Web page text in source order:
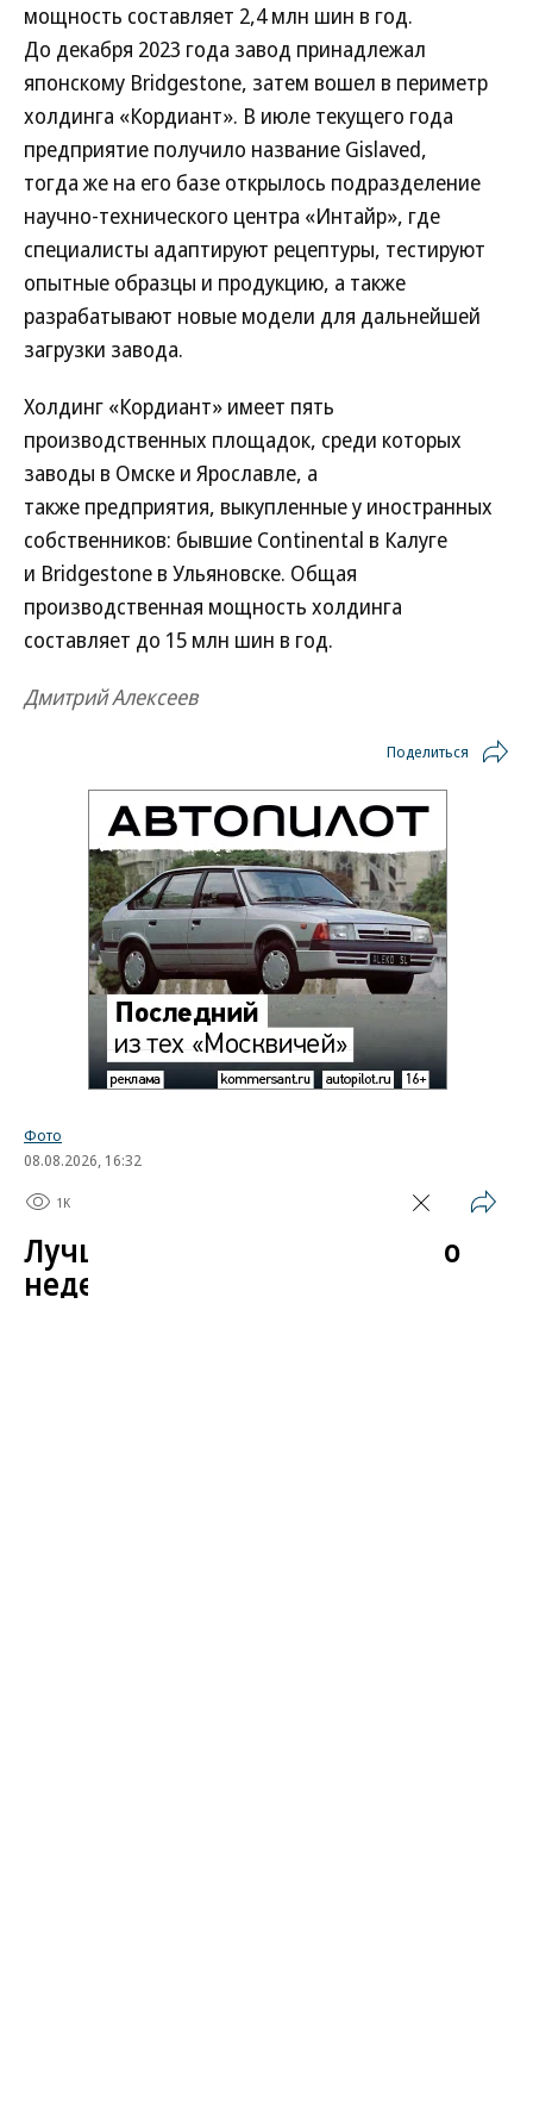
мощность составляет 2,4 млн шин в год.
До декабря 2023 года завод принадлежал
японскому Bridgestone, затем вошел в периметр
холдинга «Кордиант». В июле текущего года
предприятие получило название Gislaved,
тогда же на его базе открылось подразделение
научно-технического центра «Интайр», где
специалисты адаптируют рецептуры, тестируют
опытные образцы и продукцию, а также
разрабатывают новые модели для дальнейшей
загрузки завода.
Холдинг «Кордиант» имеет пять
производственных площадок, среди которых
заводы в Омске и Ярославле, а
также предприятия, выкупленные у иностранных
собственников: бывшие Continental в Калуге
и Bridgestone в Ульяновске. Общая
производственная мощность холдинга
составляет до 15 млн шин в год.
Дмитрий Алексеев
Поделиться
Фото
08.08.2026, 16:32
1K
Лучшие автомобильные фото
недели